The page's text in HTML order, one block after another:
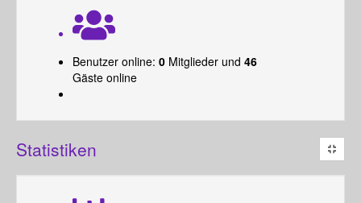
Benutzer online: 0 Mitglieder und 46
Gäste online
Statistiken